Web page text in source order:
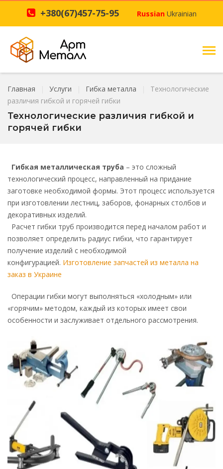
+380(67)457-75-95 Russian Ukrainian
Главная Услуги Гибка металла
Технологические
различия гибкой и горячей гибки
Технологические различия гибкой и
горячей гибки
Гибкая металлическая труба – это сложный
технологический процесс, направленный на придание
заготовке необходимой формы. Этот процесс используется
при изготовлении лестниц, заборов, фонарных столбов и
декоративных изделий.
Расчет гибки труб производится перед началом работ и
позволяет определить радиус гибки, что гарантирует
получение изделий с необходимой
конфигурацией. Изготовление запчастей из металла на
заказ в Украине
Операции гибки могут выполняться «холодным» или
«горячим» методом, каждый из которых имеет свои
особенности и заслуживает отдельного рассмотрения.